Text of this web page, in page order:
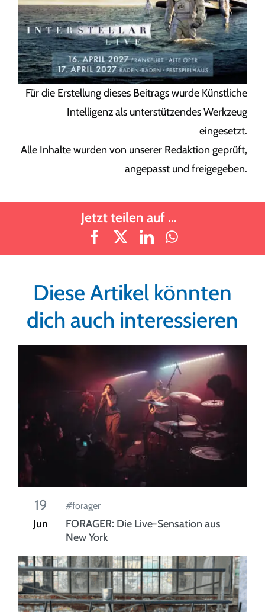
Für die Erstellung dieses Beitrags wurde Künstliche
Intelligenz als unterstützendes Werkzeug
eingesetzt.
Alle Inhalte wurden von unserer Redaktion geprüft,
angepasst und freigegeben.
Jetzt teilen auf ...
Diese Artikel könnten
dich auch interessieren
19
Jun
#forager
FORAGER: Die Live-Sensation aus
New York